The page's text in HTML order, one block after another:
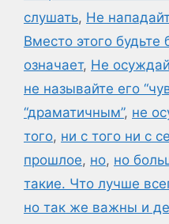
слушать, Не
Вместо этого будьте
означает, Не
не называйте его
“драматичным”, не
того, ни с того ни с
прошлое, но, но
такие. Что лучше
но так же важны и